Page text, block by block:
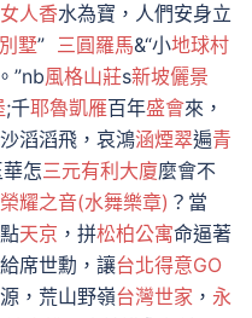
人香水為寶，人們安身立
墅” 三圓羅馬&“小地球村
。”nb風格山莊s新坡儷景
;千耶魯凱雁百年盛會來，
滔滔飛，哀鴻涵煙翠遍青
怎三元有利大廈麼會不
榮耀之音(水舞樂章) ？當
天京 ，拼松柏公寓命逼著
席世勳，讓台北得意GO
，荒山野嶺台灣世家 ， 永